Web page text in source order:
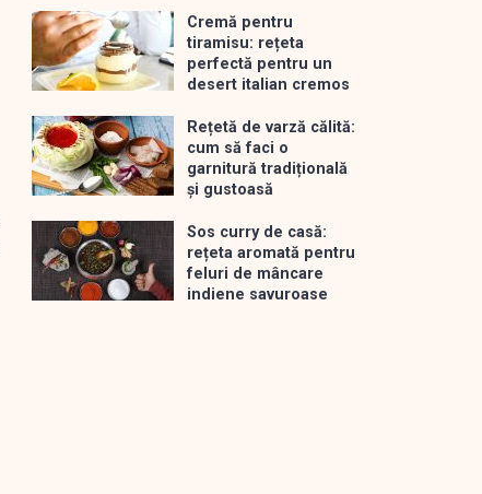
Cremă pentru
tiramisu: rețeta
perfectă pentru un
desert italian cremos
Rețetă de varză călită:
cum să faci o
garnitură tradițională
și gustoasă
Sos curry de casă:
rețeta aromată pentru
feluri de mâncare
indiene savuroase